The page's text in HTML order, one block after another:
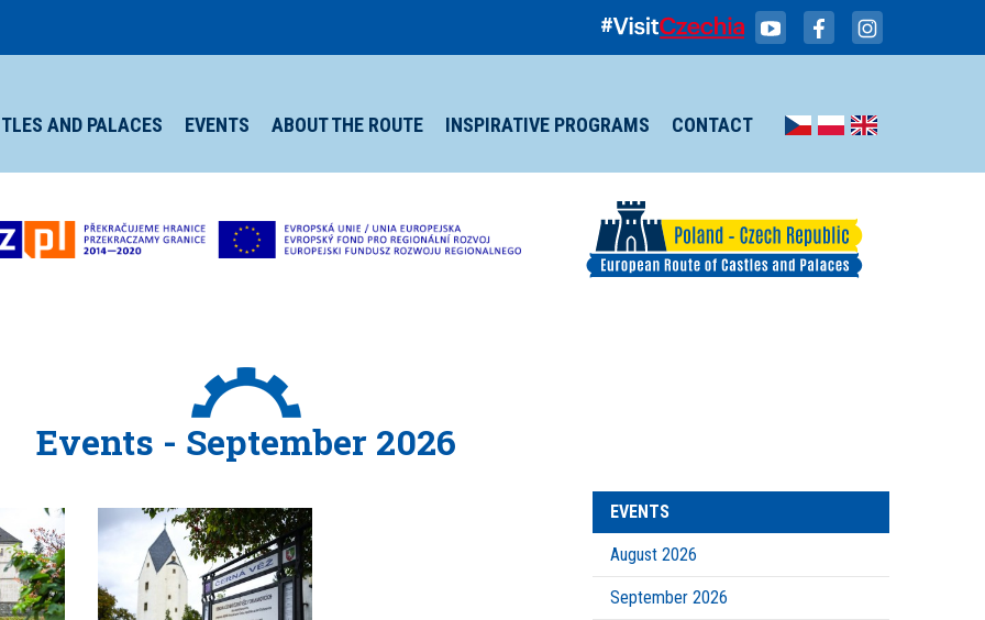
AND PALACES EVENTS ABOUT THE ROUTE INSPIRATIVE PROGRAMS CONTACT
Events - September 2026
EVENTS
August 2026
September 2026